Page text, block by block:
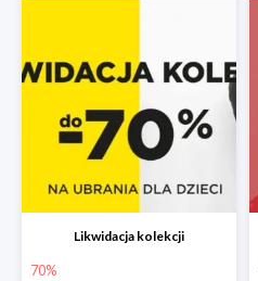
Likwidacja kolekcji
70%